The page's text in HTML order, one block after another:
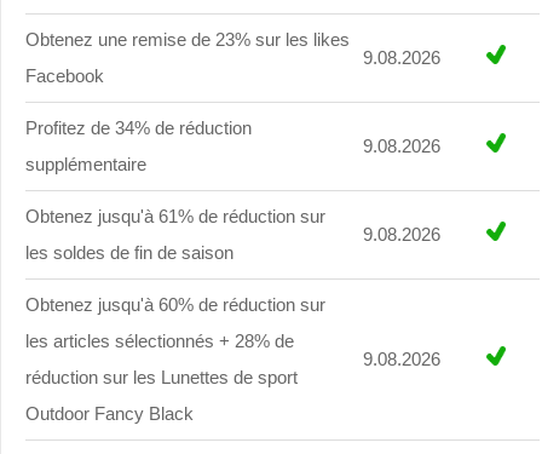
Obtenez une remise de 23% sur les likes
Facebook
9.08.2026
Profitez de 34% de réduction
supplémentaire
9.08.2026
Obtenez jusqu'à 61% de réduction sur
les soldes de fin de saison
9.08.2026
Obtenez jusqu'à 60% de réduction sur
les articles sélectionnés + 28% de
réduction sur les Lunettes de sport
Outdoor Fancy Black
9.08.2026